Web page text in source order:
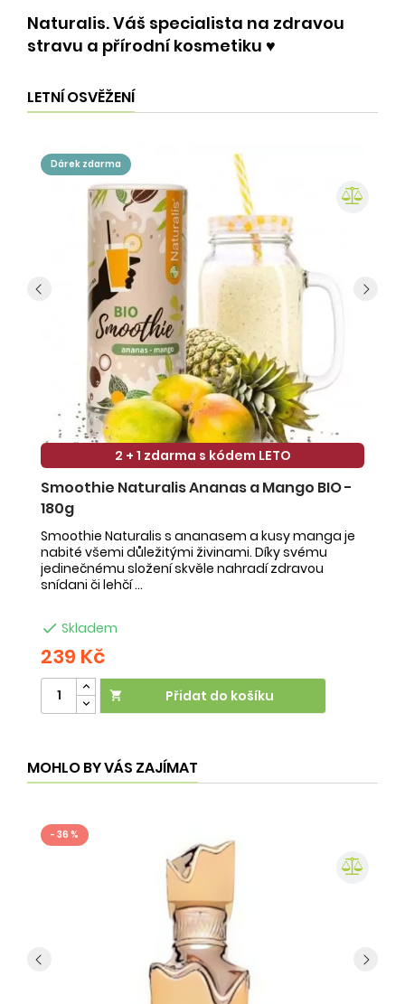
Naturalis. Váš specialista na zdravou
stravu a přírodní kosmetiku ♥️
LETNÍ OSVĚŽENÍ
dárek zdarma
2 + 1 zdarma s kódem LETO
Smoothie Naturalis Ananas a Mango BIO -
180g
Smoothie Naturalis s ananasem a kusy manga je
nabité všemi důležitými živinami. Díky svému
jedinečnému složení skvěle nahradí zdravou
snídani či lehčí ...
 Skladem
239 Kč
 Přidat do košíku
MOHLO BY VÁS ZAJÍMAT
- 36 %